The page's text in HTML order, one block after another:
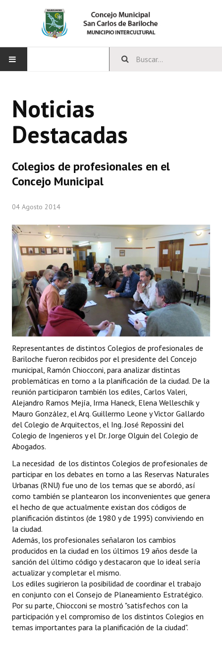
CONCEJO
Bloques Políticos
Comisiones Permanentes
Concejales Mandato Cumplido
Programas
LEGISLACIÓN
Constitución Nacional
Constitución Provincial
Carta Orgánica 2007
Reglamento Interno
Digesto
Organigrama
DOCUMENTOS
Informes de Gestión
Proyectos Presentados
Dictámenes Asesoría Letrada
Actas de Sesión
Informes de Unidad Coordinadora
Ejecución Presupuestaria
Actas de Audiencias Públicas
NORMATIVA
Comunicaciones
Declaraciones
Resoluciones
Noticias
Destacadas
Colegios de profesionales en el
Concejo Municipal
04 Agosto 2014
Representantes de distintos Colegios de profesionales de
Bariloche fueron recibidos por el presidente del Concejo
municipal, Ramón Chiocconi, para analizar distintas
problemáticas en torno a la planificación de la ciudad. De la
reunión participaron también los ediles, Carlos Valeri,
Alejandro Ramos Mejía, Irma Haneck, Elena Welleschik y
Mauro González, el Arq. Guillermo Leone y Victor Gallardo
del Colegio de Arquitectos, el Ing. José Repossini del
Colegio de Ingenieros y el Dr. Jorge Olguin del Colegio de
Abogados.
La necesidad de los distintos Colegios de profesionales de
participar en los debates en torno a las Reservas Naturales
Urbanas (RNU) fue uno de los temas que se abordó, así
como también se plantearon los inconvenientes que genera
el hecho de que actualmente existan dos códigos de
planificación distintos (de 1980 y de 1995) conviviendo en
la ciudad.
Además, los profesionales señalaron los cambios
producidos en la ciudad en los últimos 19 años desde la
sanción del último código y destacaron que lo ideal sería
actualizar y completar el mismo.
Los ediles sugirieron la posibilidad de coordinar el trabajo
en conjunto con el Consejo de Planeamiento Estratégico.
Por su parte, Chiocconi se mostró "satisfechos con la
participación y el compromiso de los distintos Colegios en
temas importantes para la planificación de la ciudad".